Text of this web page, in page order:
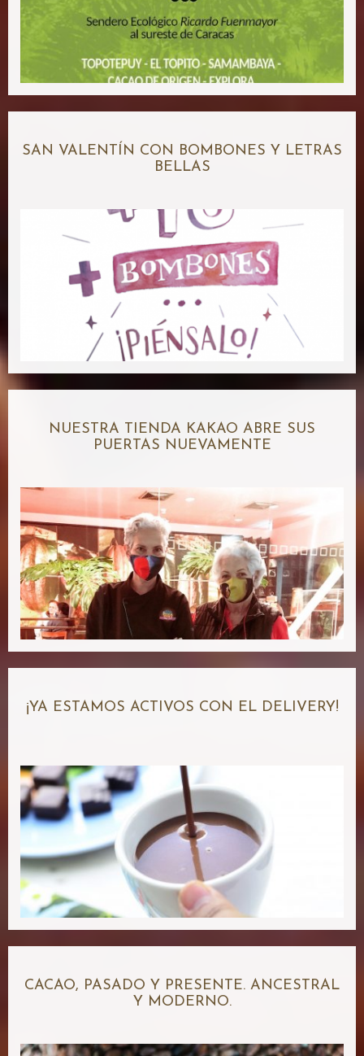
SAN VALENTÍN CON BOMBONES Y LETRAS
BELLAS
NUESTRA TIENDA KAKAO ABRE SUS
PUERTAS NUEVAMENTE
¡YA ESTAMOS ACTIVOS CON EL DELIVERY!
CACAO, PASADO Y PRESENTE. ANCESTRAL
Y MODERNO.